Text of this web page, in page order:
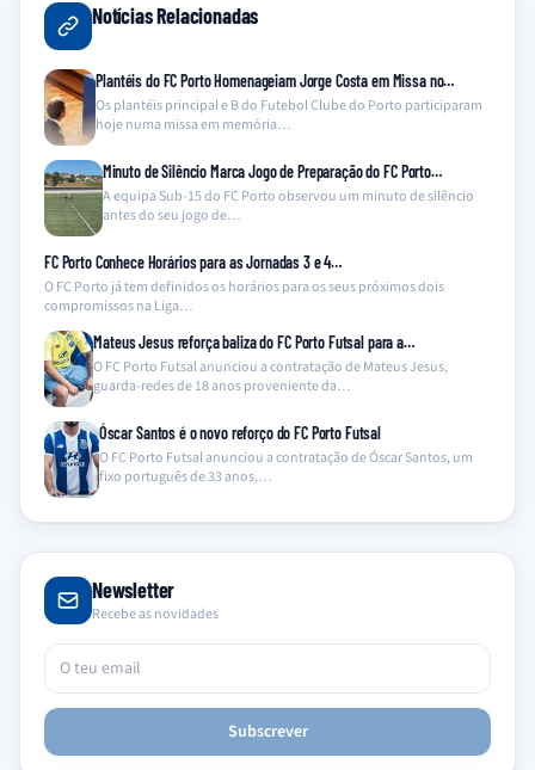
Notícias Relacionadas
Plantéis do FC Porto Homenageiam Jorge Costa em Missa no…
Os plantéis principal e B do Futebol Clube do Porto participaram
hoje numa missa em memória…
Minuto de Silêncio Marca Jogo de Preparação do FC Porto…
A equipa Sub-15 do FC Porto observou um minuto de silêncio
antes do seu jogo de…
FC Porto Conhece Horários para as Jornadas 3 e 4…
O FC Porto já tem definidos os horários para os seus próximos dois
compromissos na Liga…
Mateus Jesus reforça baliza do FC Porto Futsal para a…
O FC Porto Futsal anunciou a contratação de Mateus Jesus,
guarda-redes de 18 anos proveniente da…
Óscar Santos é o novo reforço do FC Porto Futsal
O FC Porto Futsal anunciou a contratação de Óscar Santos, um
fixo português de 33 anos,…
Newsletter
Recebe as novidades
Subscrever